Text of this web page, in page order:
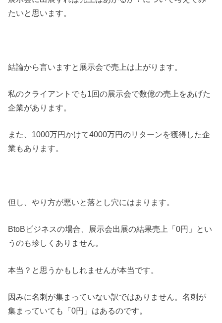
たいと思います。
結論から言いますと展示会で売上は上がります。
私のクライアントでも1回の展示会で数億の売上をあげた
企業があります。
また、1000万円かけて4000万円のリターンを獲得した企
業もあります。
但し、やり方が悪いと落とし穴にはまります。
BtoBビジネスの場合、展示会出展の結果売上「0円」とい
うのも珍しくありません。
本当？と思うかもしれませんが本当です。
因みに名刺が集まっていない訳ではありません。名刺が
集まっていても「0円」はあるのです。